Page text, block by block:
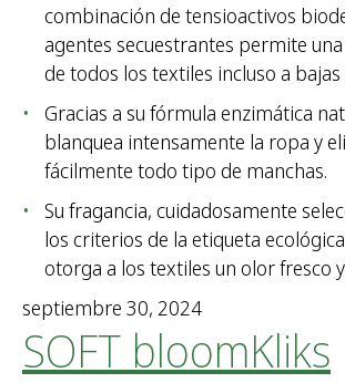
combinación de tensioactivos
agentes secuestrantes permite
de todos los textiles incluso a
Gracias a su fórmula enzimática
blanquea intensamente la ropa y
fácilmente todo tipo de manchas.
Su fragancia, cuidadosamente
los criterios de la etiqueta
otorga a los textiles un olor fresco
septiembre 30, 2024
SOFT bloomKliks